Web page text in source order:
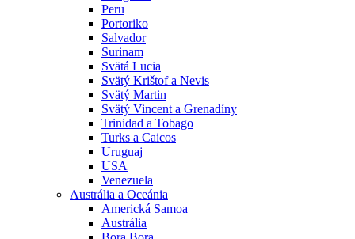
Peru
Portoriko
Salvador
Surinam
Svätá Lucia
Svätý Krištof a Nevis
Svätý Martin
Svätý Vincent a Grenadíny
Trinidad a Tobago
Turks a Caicos
Uruguaj
USA
Venezuela
Austrália a Oceánia
Americká Samoa
Austrália